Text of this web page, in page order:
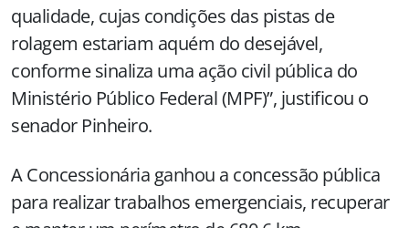
qualidade, cujas condições das pistas de
rolagem estariam aquém do desejável,
conforme sinaliza uma ação civil pública do
Ministério Público Federal (MPF)”, justificou o
senador Pinheiro.
A Concessionária ganhou a concessão pública
para realizar trabalhos emergenciais, recuperar